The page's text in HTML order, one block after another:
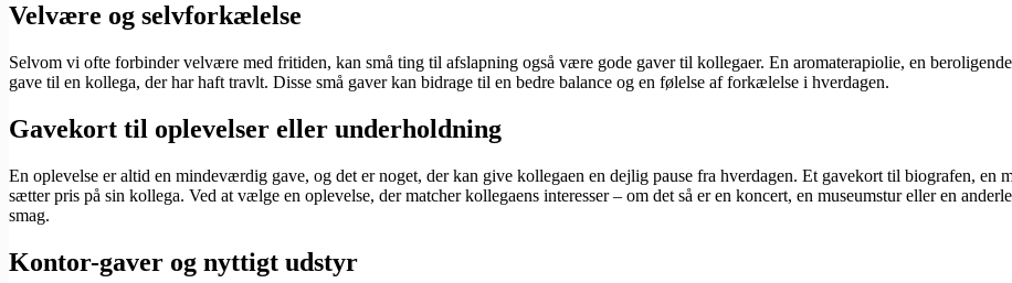
Velvære og selvforkælelse
Selvom vi ofte forbinder velvære med fritiden, kan små ting til afslapning også være gode gaver til kollegaer. En aromaterapiolie, en
gave til en kollega, der har haft travlt. Disse små gaver kan bidrage til en bedre balance og en følelse af forkælelse i hverdagen.
Gavekort til oplevelser eller underholdning
En oplevelse er altid en mindeværdig gave, og det er noget, der kan give kollegaen en dejlig pause fra hverdagen. Et gavekort til biografen, en
sætter pris på sin kollega. Ved at vælge en oplevelse, der matcher kollegaens interesser – om det så er en koncert, en museumstur eller en
smag.
Kontor-gaver og nyttigt udstyr